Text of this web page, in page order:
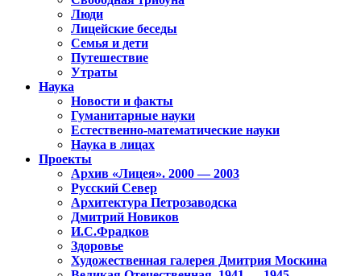
Люди
Лицейские беседы
Семья и дети
Путешествие
Утраты
Наука
Новости и факты
Гуманитарные науки
Естественно-математические науки
Наука в лицах
Проекты
Архив «Лицея». 2000 — 2003
Русский Север
Архитектура Петрозаводска
Дмитрий Новиков
И.С.Фрадков
Здоровье
Художественная галерея Дмитрия Москина